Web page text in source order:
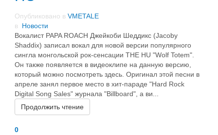
Опубликовано в VMETALE
в Новости
Вокалист PAPA ROACH Джейкоби Шеддикс (Jacoby
Shaddix) записал вокал для новой версии популярного
сингла монгольской рок-сенсации THE HU "Wolf Totem".
Он также появляется в видеоклипе на данную версию,
который можно посмотреть здесь. Оригинал этой песни в
апреле занял первое место в хит-параде "Hard Rock
Digital Song Sales" журнала "Billboard", а ви...
Продолжить чтение
0